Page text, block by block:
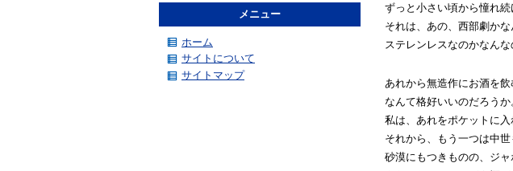
ずっと小さい頃から憧れ続
それは、あの、西部劇か
ステレンレスなのかなん
あれから無造作にお酒を
なんて格好いいのだろうか
私は、あれをポケットに入
それから、もう一つは中
砂漠にもつきものの、ジ
メニュー
ホーム
サイトについて
サイトマップ